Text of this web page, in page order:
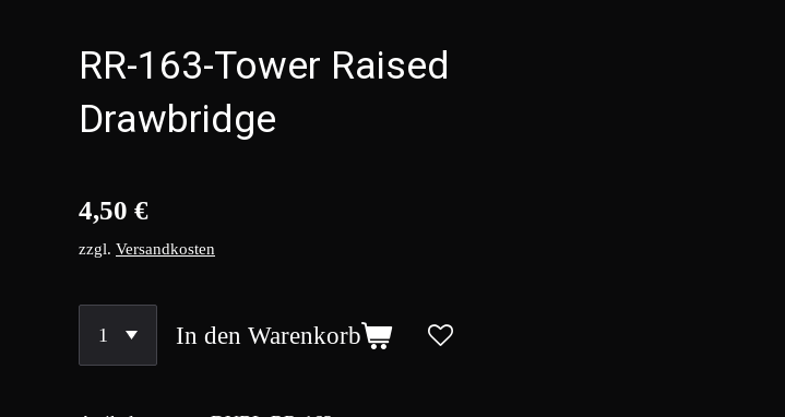
RR-163-Tower Raised
Drawbridge
4,50 €
zzgl. Versandkosten
In den Warenkorb